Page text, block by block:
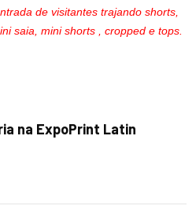
de visitantes trajando shorts,
saia, mini shorts , cropped e tops.
na ExpoPrint Latin